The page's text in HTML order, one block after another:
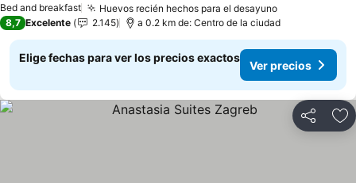
Bed and breakfast Huevos recién hechos para el desayuno
8,7 Excelente 2.145 a 0.2 km de: Centro de la ciudad
Elige fechas para ver los precios exactos
Ver precios
Compartir